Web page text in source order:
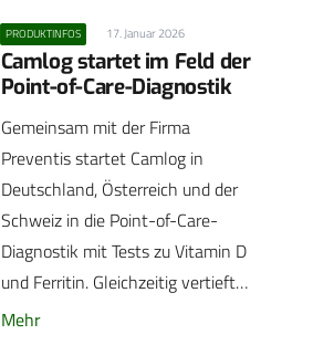
PRODUKTINFOS 17. Januar 2026
Camlog startet im Feld der
Point-of-Care-Diagnostik
Gemeinsam mit der Firma
Preventis startet Camlog in
Deutschland, Österreich und der
Schweiz in die Point-of-Care-
Diagnostik mit Tests zu Vitamin D
und Ferritin. Gleichzeitig vertieft…
Mehr